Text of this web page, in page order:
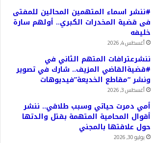
#ننشر اسماء المتهمين المحالين للمفتى
فى قضية المخدرات الكبري.. أولهم سارة
خليفه
أغسطس 4, 2026
ننشرعترافات المتهم الثاني في
#قضيةالقاضي المزيف.. شارك في تصوير
ونشر “مقاطع الخديعة”فيديوهات
أغسطس 3, 2026
أمي دمرت حياتي وسبب طلاقي.. ننشر
أقوال المحامية المتهمة بقتل والدتها
حول علاقتها بالمجني
يوليو 30, 2026